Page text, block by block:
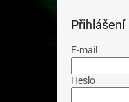
Přihlášení
E-mail
Heslo